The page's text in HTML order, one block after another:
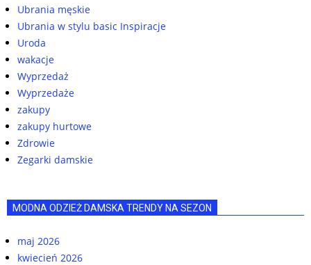
Ubrania męskie
Ubrania w stylu basic Inspiracje
Uroda
wakacje
Wyprzedaż
Wyprzedaże
zakupy
zakupy hurtowe
Zdrowie
Zegarki damskie
MODNA ODZIEŻ DAMSKA TRENDY NA SEZON
maj 2026
kwiecień 2026